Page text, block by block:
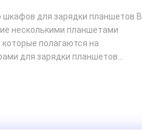
для зарядки планшетов В
несколькими планшетами
полагаются на
для зарядки планшетов